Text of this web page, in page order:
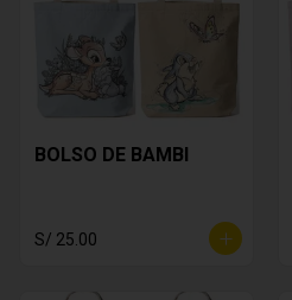
BOLSO DE BAMBI
S/ 25.00